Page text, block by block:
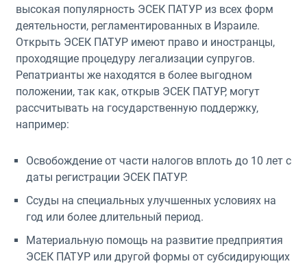
высокая популярность ЭСЕК ПАТУР из всех форм
деятельности, регламентированных в Израиле.
Открыть ЭСЕК ПАТУР имеют право и иностранцы,
проходящие процедуру легализации супругов.
Репатрианты же находятся в более выгодном
положении, так как, открыв ЭСЕК ПАТУР, могут
рассчитывать на государственную поддержку,
например:
Освобождение от части налогов вплоть до 10 лет с
даты регистрации ЭСЕК ПАТУР.
Ссуды на специальных улучшенных условиях на
год или более длительный период.
Материальную помощь на развитие предприятия
ЭСЕК ПАТУР или другой формы от субсидирующих